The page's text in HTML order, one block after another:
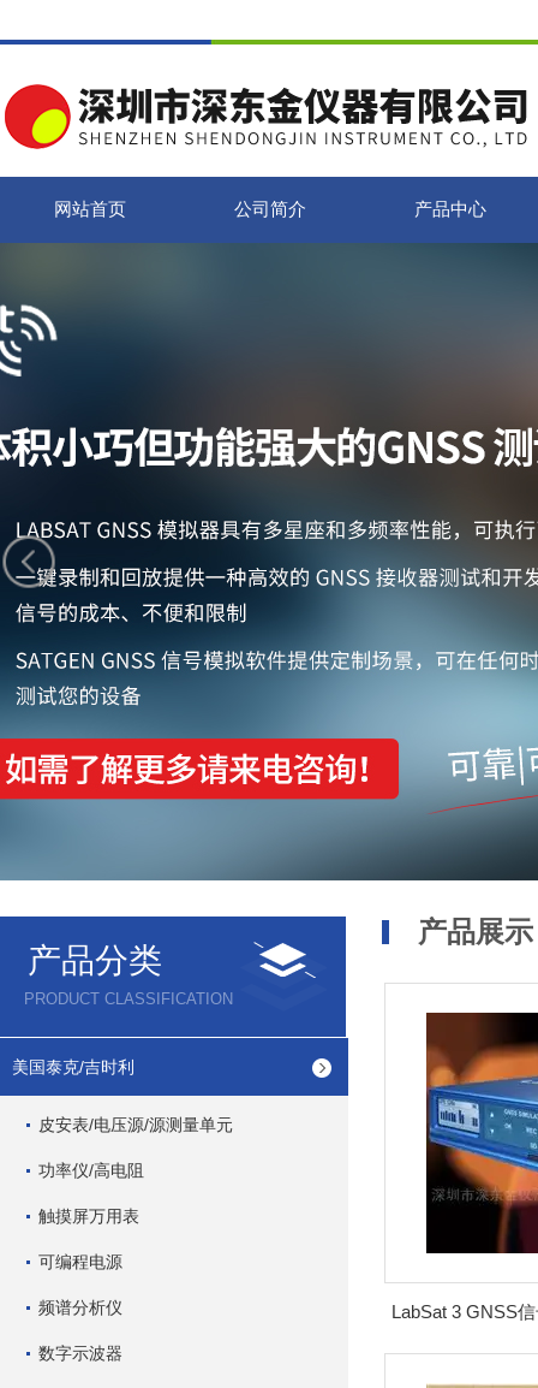
网站首页 公司简介 产品中心
产品分类
PRODUCT CLASSIFICATION
美国泰克/吉时利
皮安表/电压源/源测量单元
功率仪/高电阻
触摸屏万用表
可编程电源
频谱分析仪
数字示波器
产品展示